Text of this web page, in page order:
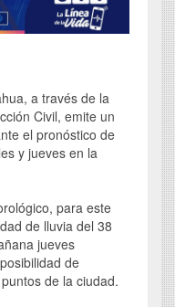
a través de la
Civil, emite un
el pronóstico de
y jueves en la
para este
de lluvia del 38
jueves
de
de la ciudad.